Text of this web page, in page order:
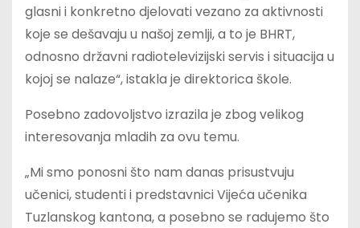
glasni i konkretno djelovati vezano za aktivnosti
koje se dešavaju u našoj zemlji, a to je BHRT,
odnosno državni radiotelevizijski servis i situacija u
kojoj se nalaze“, istakla je direktorica škole.
Posebno zadovoljstvo izrazila je zbog velikog
interesovanja mladih za ovu temu.
„Mi smo ponosni što nam danas prisustvuju
učenici, studenti i predstavnici Vijeća učenika
Tuzlanskog kantona, a posebno se radujemo što